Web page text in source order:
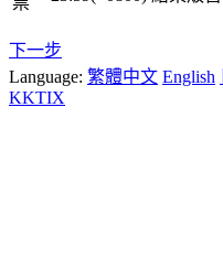
下一步
Language: 繁體中文 English
KKTIX